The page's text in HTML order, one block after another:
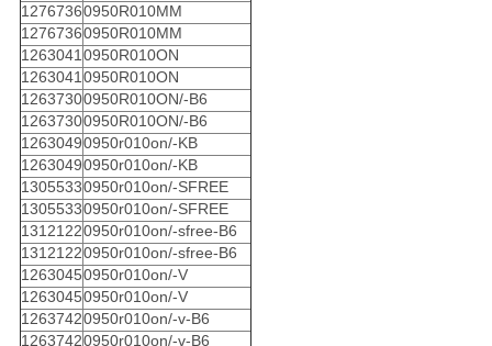
12767360950R010MM
12767360950R010MM
1263041 0950R010ON
1263041 0950R010ON
12637300950R010ON/-B6
12637300950R010ON/-B6
12630490950r010on/-KB
12630490950r010on/-KB
13055330950r010on/-SFREE
13055330950r010on/-SFREE
13121220950r010on/-sfree-B6
13121220950r010on/-sfree-B6
12630450950r010on/-V
12630450950r010on/-V
12637420950r010on/-v-B6
12637420950r010on/-v-B6